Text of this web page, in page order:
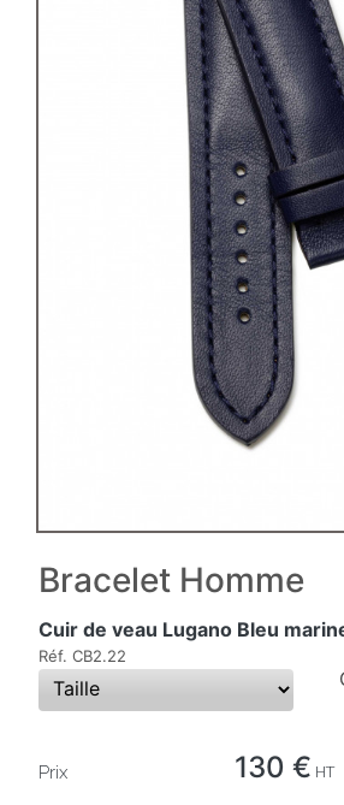
Bracelet Homme
Cuir de veau Lugano Bleu
Réf. CB2.22
Prix 130 € HT